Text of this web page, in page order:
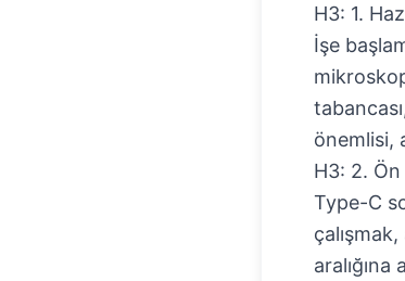
H3: 1.
İşe
önemlisi,
H3: 2. Ön
Type-C